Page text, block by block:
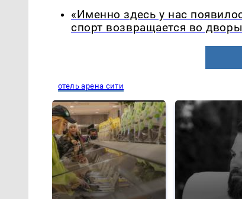
«Именно здесь у нас
спорт возвращается во
отель арена сити